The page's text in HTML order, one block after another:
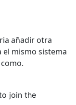
añadir otra
el mismo sistema
join the